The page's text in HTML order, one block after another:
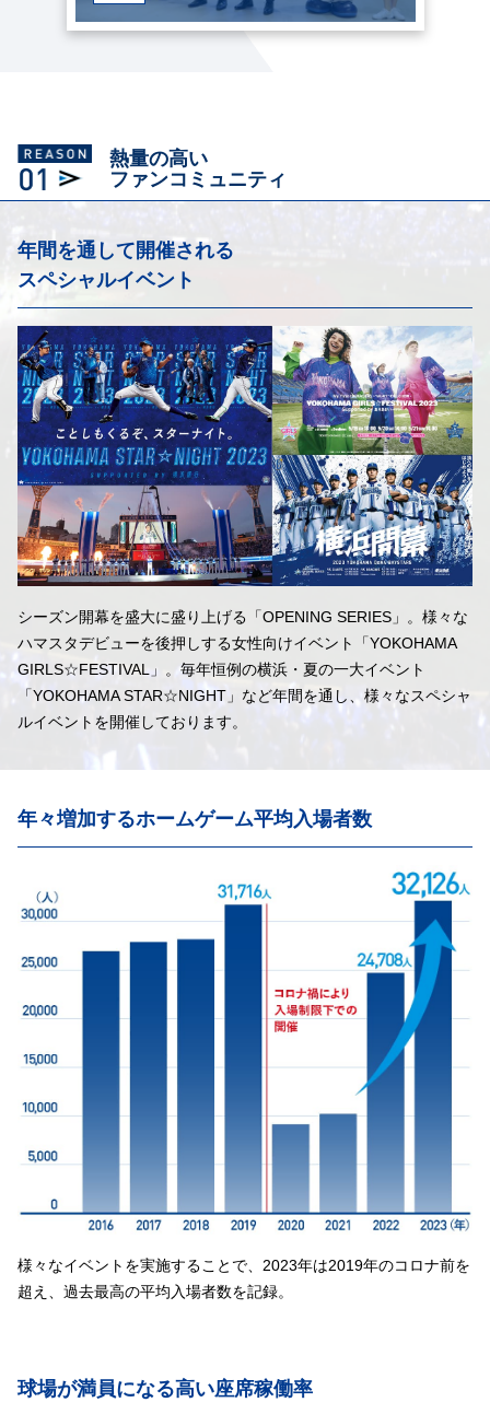
熱量の高い
ファンコミュニティ
年間を通して開催される
スペシャルイベント
シーズン開幕を盛大に盛り上げる「OPENING SERIES」。様々な
ハマスタデビューを後押しする女性向けイベント「YOKOHAMA
GIRLS☆FESTIVAL」。毎年恒例の横浜・夏の一大イベント
「YOKOHAMA STAR☆NIGHT」など年間を通し、様々なスペシャ
ルイベントを開催しております。
年々増加するホームゲーム平均入場者数
様々なイベントを実施することで、2023年は2019年のコロナ前を
超え、過去最高の平均入場者数を記録。
球場が満員になる高い座席稼働率